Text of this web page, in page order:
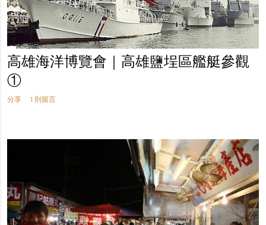
高雄海洋博覽會｜高雄鹽埕區艦艇參觀
①
分享 1 則留言